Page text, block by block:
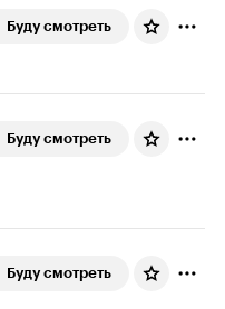
Буду смотреть
Буду смотреть
Буду смотреть